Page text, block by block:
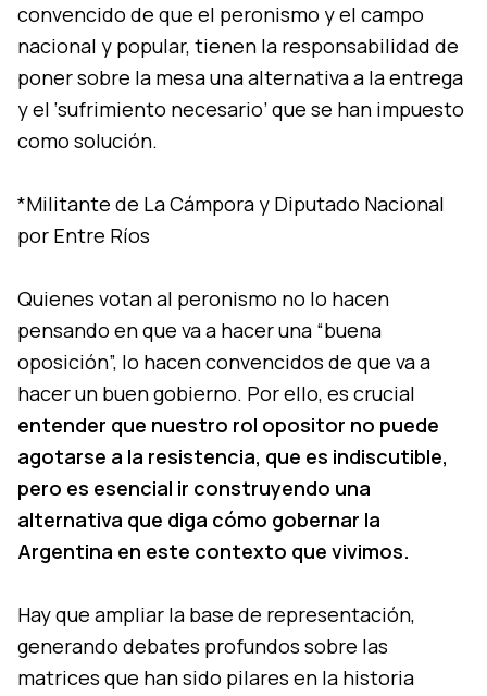
convencido de que el peronismo y el campo
nacional y popular, tienen la responsabilidad de
poner sobre la mesa una alternativa a la entrega
y el ‘sufrimiento necesario’ que se han impuesto
como solución.
*Militante de La Cámpora y Diputado Nacional
por Entre Ríos
Quienes votan al peronismo no lo hacen
pensando en que va a hacer una “buena
oposición”, lo hacen convencidos de que va a
hacer un buen gobierno. Por ello, es crucial
entender que nuestro rol opositor no puede
agotarse a la resistencia, que es indiscutible,
pero es esencial ir construyendo una
alternativa que diga cómo gobernar la
Argentina en este contexto que vivimos.
Hay que ampliar la base de representación,
generando debates profundos sobre las
matrices que han sido pilares en la historia